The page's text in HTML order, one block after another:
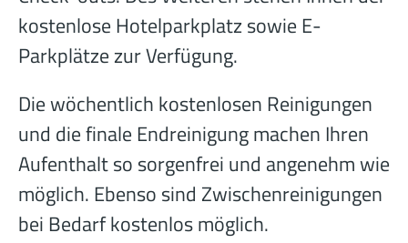
kostenlose Hotelparkplatz sowie E-
Parkplätze zur Verfügung.
Die wöchentlich kostenlosen Reinigungen
und die finale Endreinigung machen Ihren
Aufenthalt so sorgenfrei und angenehm wie
möglich. Ebenso sind Zwischenreinigungen
bei Bedarf kostenlos möglich.